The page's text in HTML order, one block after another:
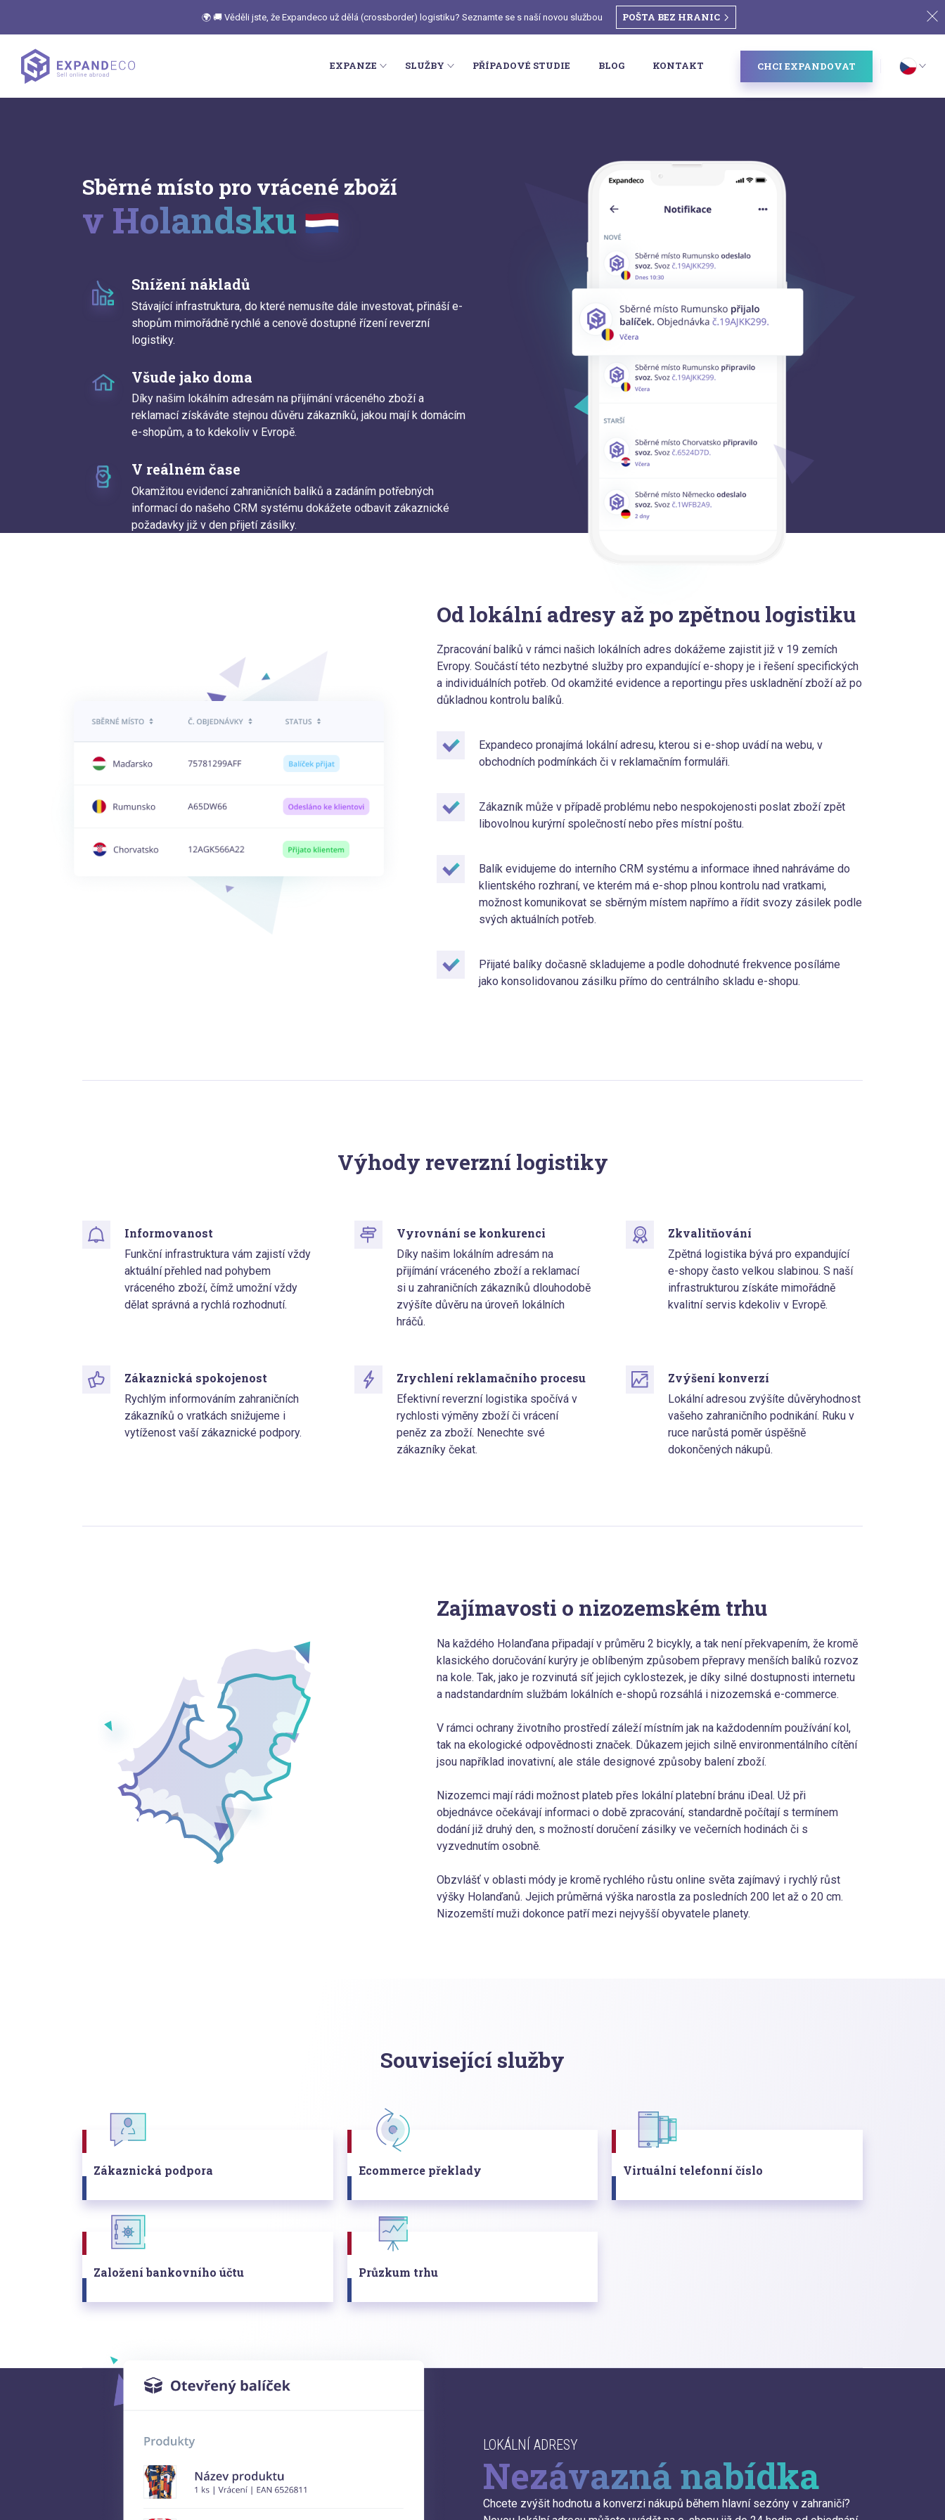
🌍 🚚 Věděli jste, že Expandeco už dělá (crossborder) logistiku? Seznamte se s naší novou službou POŠTA BEZ HRANIC
EXPANZE SLUŽBY PŘÍPADOVÉ STUDIE BLOG KONTAKT CHCI EXPANDOVAT
Sběrné místo pro vrácené zboží
v Holandsku
Snížení nákladů
Stávající infrastruktura, do které nemusíte dále investovat, přináší e-
shopům mimořádně rychlé a cenově dostupné řízení reverzní
logistiky.
Všude jako doma
Díky našim lokálním adresám na přijímání vráceného zboží a
reklamací získáváte stejnou důvěru zákazníků, jakou mají k domácím
e-shopům, a to kdekoliv v Evropě.
V reálném čase
Okamžitou evidencí zahraničních balíků a zadáním potřebných
informací do našeho CRM systému dokážete odbavit zákaznické
požadavky již v den přijetí zásilky.
Od lokální adresy až po zpětnou logistiku
Zpracování balíků v rámci našich lokálních adres dokážeme zajistit již v 19 zemích
Evropy. Součástí této nezbytné služby pro expandující e-shopy je i řešení specifických
a individuálních potřeb. Od okamžité evidence a reportingu přes uskladnění zboží až po
důkladnou kontrolu balíků.
Expandeco pronajímá lokální adresu, kterou si e-shop uvádí na webu, v
obchodních podmínkách či v reklamačním formuláři.
Zákazník může v případě problému nebo nespokojenosti poslat zboží zpět
libovolnou kurýrní společností nebo přes místní poštu.
Balík evidujeme do interního CRM systému a informace ihned nahráváme do
klientského rozhraní, ve kterém má e-shop plnou kontrolu nad vratkami,
možnost komunikovat se sběrným místem napřímo a řídit svozy zásilek podle
svých aktuálních potřeb.
Přijaté balíky dočasně skladujeme a podle dohodnuté frekvence posíláme
jako konsolidovanou zásilku přímo do centrálního skladu e-shopu.
Výhody reverzní logistiky
Informovanost
Funkční infrastruktura vám zajistí vždy
aktuální přehled nad pohybem
vráceného zboží, čímž umožní vždy
dělat správná a rychlá rozhodnutí.
Vyrovnání se konkurenci
Díky našim lokálním adresám na
přijímání vráceného zboží a reklamací
si u zahraničních zákazníků dlouhodobě
zvýšíte důvěru na úroveň lokálních
hráčů.
Zkvalitňování
Zpětná logistika bývá pro expandující
e-shopy často velkou slabinou. S naší
infrastrukturou získáte mimořádně
kvalitní servis kdekoliv v Evropě.
Zákaznická spokojenost
Rychlým informováním zahraničních
zákazníků o vratkách snižujeme i
vytíženost vaší zákaznické podpory.
Zrychlení reklamačního procesu
Efektivní reverzní logistika spočívá v
rychlosti výměny zboží či vrácení
peněz za zboží. Nenechte své
zákazníky čekat.
Zvýšení konverzí
Lokální adresou zvýšíte důvěryhodnost
vašeho zahraničního podnikání. Ruku v
ruce narůstá poměr úspěšně
dokončených nákupů.
Zajímavosti o nizozemském trhu
Na každého Holanďana připadají v průměru 2 bicykly, a tak není překvapením, že kromě
klasického doručování kurýry je oblíbeným způsobem přepravy menších balíků rozvoz
na kole. Tak, jako je rozvinutá síť jejich cyklostezek, je díky silné dostupnosti internetu
a nadstandardním službám lokálních e-shopů rozsáhlá i nizozemská e-commerce.
V rámci ochrany životního prostředí záleží místním jak na každodenním používání kol,
tak na ekologické odpovědnosti značek. Důkazem jejich silně environmentálního cítění
jsou například inovativní, ale stále designové způsoby balení zboží.
Nizozemci mají rádi možnost plateb přes lokální platební bránu iDeal. Už při
objednávce očekávají informaci o době zpracování, standardně počítají s termínem
dodání již druhý den, s možností doručení zásilky ve večerních hodinách či s
vyzvednutím osobně.
Obzvlášť v oblasti módy je kromě rychlého růstu online světa zajímavý i rychlý růst
výšky Holanďanů. Jejich průměrná výška narostla za posledních 200 let až o 20 cm.
Nizozemští muži dokonce patří mezi nejvyšší obyvatele planety.
Související služby
Zákaznická podpora Ecommerce překlady Virtuální telefonní číslo
Založení bankovního účtu Průzkum trhu
LOKÁLNÍ ADRESY
Nezávazná nabídka
Chcete zvýšit hodnotu a konverzi nákupů během hlavní sezóny v zahraničí?